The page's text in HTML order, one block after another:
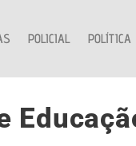
POLICIAL POLÍTICA